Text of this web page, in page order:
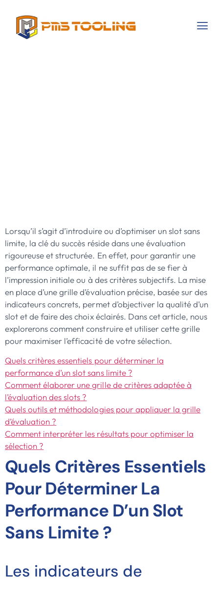
Lorsqu’il s’agit d’introduire ou d’optimiser un slot sans
limite, la clé du succès réside dans une évaluation
rigoureuse et structurée. En effet, pour garantir une
performance optimale, il ne suffit pas de se fier à
l’impression initiale ou à des critères subjectifs. La mise
en place d’une grille d’évaluation précise, basée sur des
indicateurs concrets, permet d’objectiver la qualité d’un
slot et de faire des choix éclairés. Dans cet article, nous
explorerons comment construire et utiliser cette grille
pour maximiser l’efficacité de votre sélection.
Quels critères essentiels pour déterminer la
performance d’un slot sans limite ?
Comment élaborer une grille de critères adaptée à
l’évaluation des slots ?
Quels outils et méthodologies pour appliquer la grille
d’évaluation ?
Comment interpréter les résultats pour optimiser la
sélection ?
Quels Critères Essentiels
Pour Déterminer La
Performance D’un Slot
Sans Limite ?
Les indicateurs de